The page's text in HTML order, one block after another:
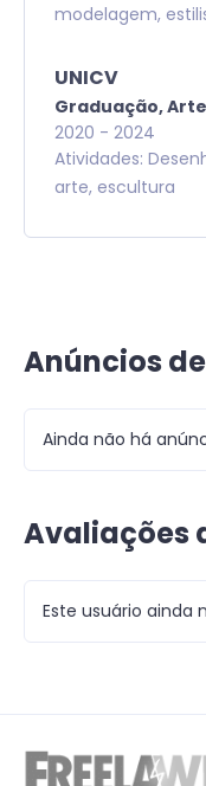
modelagem,
UNICV
Graduação,
2020 - 2024
Atividades:
arte, escultura
Anúncios
Ainda não há
Avaliações
Este usuário ainda